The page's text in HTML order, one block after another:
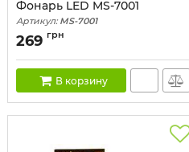
Фонарь LED MS-7001
Артикул:MS-7001
269 грн
В корзину